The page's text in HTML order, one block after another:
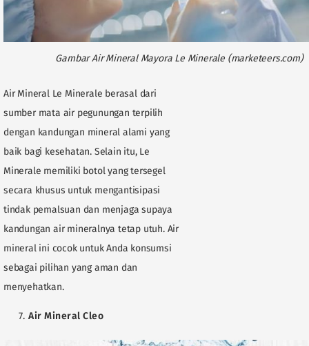
Gambar Air Mineral Mayora Le Minerale (marketeers.com)
Air Mineral Le Minerale berasal dari
sumber mata air pegunungan terpilih
dengan kandungan mineral alami yang
baik bagi kesehatan. Selain itu, Le
Minerale memiliki botol yang tersegel
secara khusus untuk mengantisipasi
tindak pemalsuan dan menjaga supaya
kandungan air mineralnya tetap utuh. Air
mineral ini cocok untuk Anda konsumsi
sebagai pilihan yang aman dan
menyehatkan.
Air Mineral Cleo